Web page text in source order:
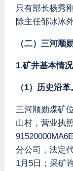
只有部长杨秀
除主任邹冰冰
（二）三河顺
1.矿井基本情况
（1）历史沿革
三河顺勋煤矿
山村，营业执
分公司，法定
1月5日；采矿